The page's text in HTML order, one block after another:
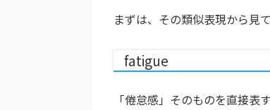
まずは、その類似表現から見
fatigue
「倦怠感」そのものを直接表